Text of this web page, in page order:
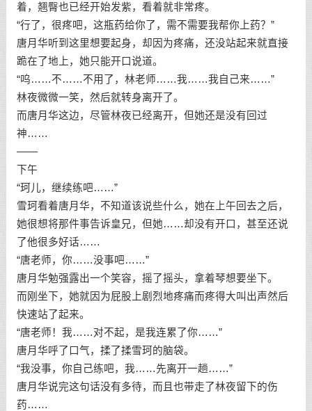
着，翘臀也已经开始发紫，看着就非常疼。
“行了，很疼吧，这瓶药给你了，需不需要我帮你上药？”
唐月华听到这里想要起身，却因为疼痛，还没站起来就直接
跪在了地上，她只能开口说道。
“呜……不……不用了，林老师……我……我自己来……”
林夜微微一笑，然后就转身离开了。
而唐月华这边，尽管林夜已经离开，但她还是没有回过
神……
——
下午
“珂儿，继续练吧……”
雪珂看着唐月华，不知道该说些什么，她在上午回去之后，
她很想将那件事告诉皇兄，但她……却没有开口，甚至还说
了他很多好话……
“唐老师，你……没事吧……”
唐月华勉强露出一个笑容，摇了摇头，拿着琴想要坐下。
而刚坐下，她就因为屁股上剧烈地疼痛而疼得大叫出声然后
快速站了起来。
“唐老师！我……对不起，是我连累了你……”
唐月华呼了口气，揉了揉雪珂的脑袋。
“我没事，你自己练吧，我……先离开一趟……”
唐月华说完这句话没有多待，而且也带走了林夜留下的伤
药……